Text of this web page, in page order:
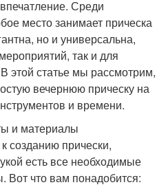
Среди
место занимает прическа
но и универсальна,
так и для
этой статье мы рассмотрим,
вечернюю прическу на
и времени.
и материалы
созданию прически,
есть все необходимые
Вот что вам понадобится: